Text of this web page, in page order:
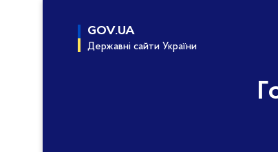
GOV.UA
Державні сайти України